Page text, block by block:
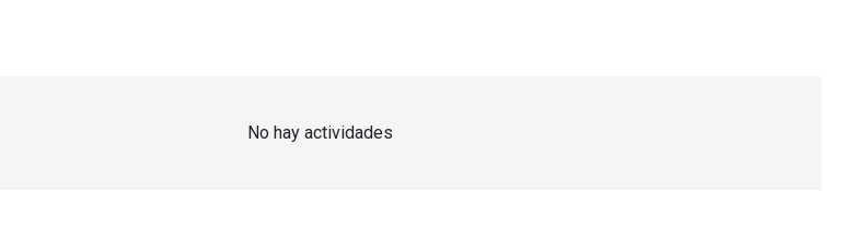
No hay actividades